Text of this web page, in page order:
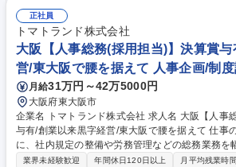
人材ニーズの把握と採用要件のすり合わせ～面接
連 ・新たな採用チャネルの開拓～実装 ・採用デ
関連諸施策の企画～実行 ・リファラル制度・登
改善提案～実行 募集職種 【中途採用担当】在宅勤務可/幅広い職種/採用企
画まで挑戦可能
正社員
トマトランド株式会社
大阪【人事総務(採用担当)】決算賞
営/東大阪で腰を据えて 人事企画/制
月給31万円～42万5000円
大阪府東大阪市
企業名 トマトランド株式会社 求人名 大阪【人事総務(採用担当)】決算賞
与有/創業以来黒字経営/東大阪で腰を据えて 仕事の内容 採用業務を中心
に、社内規定の整備や労務管理などの総務業務を
業拡大に伴う増員募集のため、採用戦略の立案か
業界未経験歓迎 年間休日120日以上 月平均残業時